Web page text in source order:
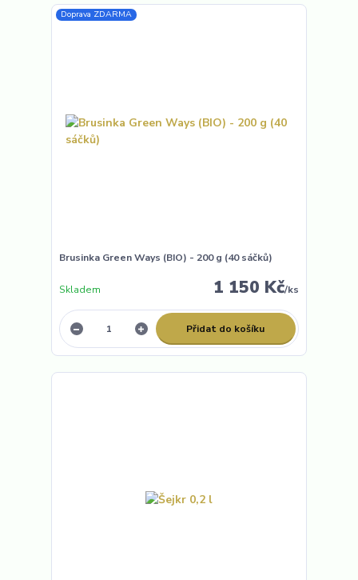
Doprava ZDARMA
Brusinka Green Ways (BIO) - 200 g (40 sáčků)
1 150 Kč/ks
Skladem
Přidat do košíku